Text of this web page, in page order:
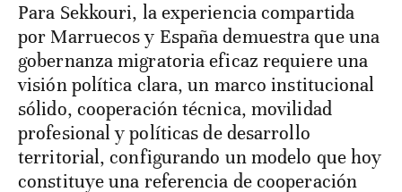
Para Sekkouri, la experiencia compartida
por Marruecos y España demuestra que una
gobernanza migratoria eficaz requiere una
visión política clara, un marco institucional
sólido, cooperación técnica, movilidad
profesional y políticas de desarrollo
territorial, configurando un modelo que hoy
constituye una referencia de cooperación